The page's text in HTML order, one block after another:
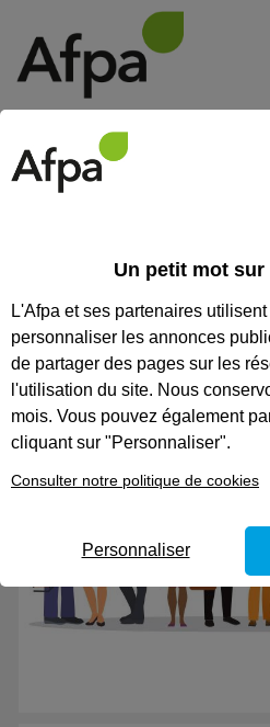
CODES
Un petit mot
L'Afpa et ses partenaires
personnaliser les annonces
de partager des pages sur les
l'utilisation du site. Nous
mois. Vous pouvez également
cliquant sur "Personnaliser".
Consulter notre politique de cookies
Personnaliser